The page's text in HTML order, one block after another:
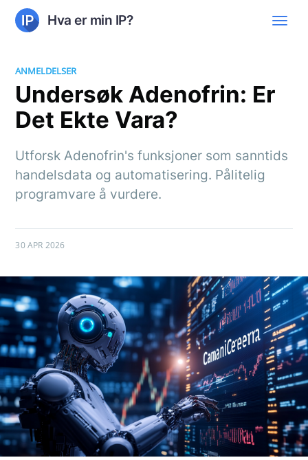
Hva er min IP?
ANMELDELSER
Undersøk Adenofrin: Er
Det Ekte Vara?
Utforsk Adenofrin's funksjoner som sanntids
handelsdata og automatisering. Pålitelig
programvare å vurdere.
30 APR 2026